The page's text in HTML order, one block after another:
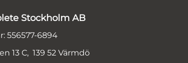
Stockholm AB
556577-6894
13 C, 139 52 Värmdö